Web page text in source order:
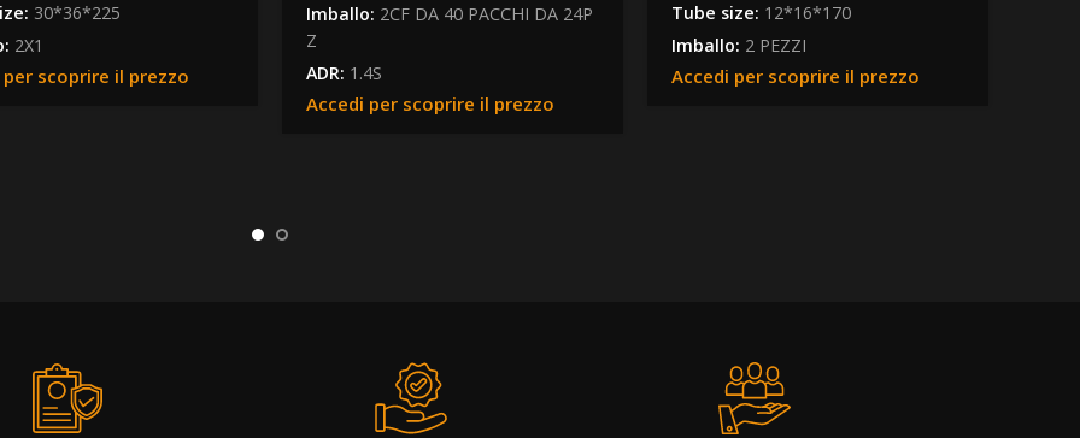
30*36*225
2X1
per scoprire il prezzo
Imballo: 2CF DA 40 PACCHI DA 24P
Z
ADR: 1.4S
Accedi per scoprire il prezzo
Tube size: 12*16*170
Imballo: 2 PEZZI
Accedi per scoprire il prezzo